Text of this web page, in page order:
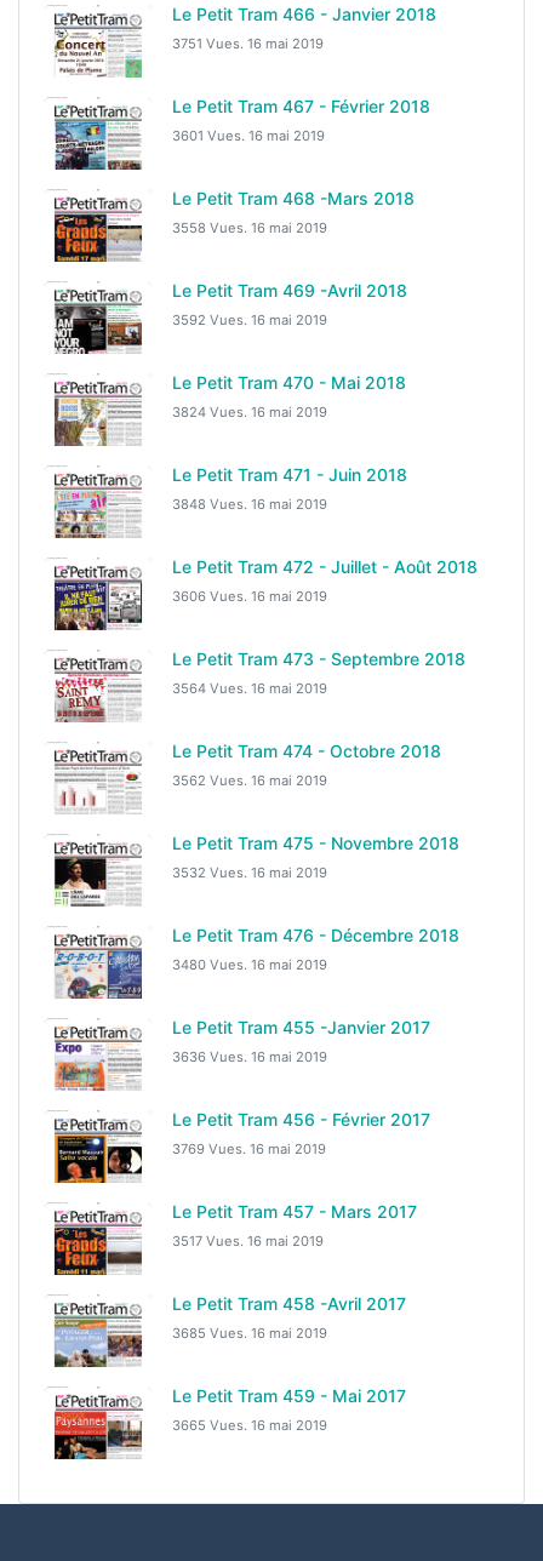
Le Petit Tram 466 - Janvier 2018
3751 Vues. 16 mai 2019
Le Petit Tram 467 - Février 2018
3601 Vues. 16 mai 2019
Le Petit Tram 468 -Mars 2018
3558 Vues. 16 mai 2019
Le Petit Tram 469 -Avril 2018
3592 Vues. 16 mai 2019
Le Petit Tram 470 - Mai 2018
3824 Vues. 16 mai 2019
Le Petit Tram 471 - Juin 2018
3848 Vues. 16 mai 2019
Le Petit Tram 472 - Juillet - Août 2018
3606 Vues. 16 mai 2019
Le Petit Tram 473 - Septembre 2018
3564 Vues. 16 mai 2019
Le Petit Tram 474 - Octobre 2018
3562 Vues. 16 mai 2019
Le Petit Tram 475 - Novembre 2018
3532 Vues. 16 mai 2019
Le Petit Tram 476 - Décembre 2018
3480 Vues. 16 mai 2019
Le Petit Tram 455 -Janvier 2017
3636 Vues. 16 mai 2019
Le Petit Tram 456 - Février 2017
3769 Vues. 16 mai 2019
Le Petit Tram 457 - Mars 2017
3517 Vues. 16 mai 2019
Le Petit Tram 458 -Avril 2017
3685 Vues. 16 mai 2019
Le Petit Tram 459 - Mai 2017
3665 Vues. 16 mai 2019